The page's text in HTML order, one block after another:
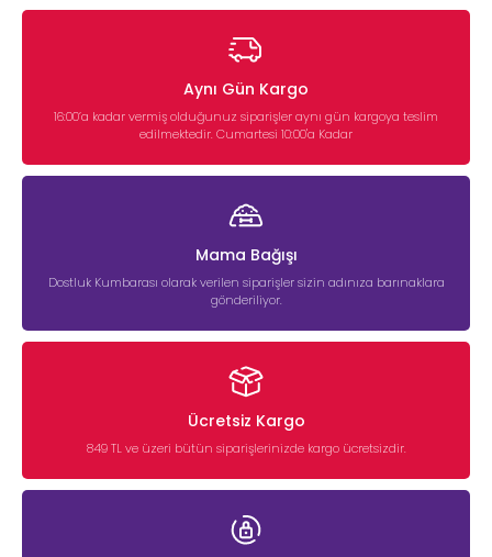
Aynı Gün Kargo
16:00’a kadar vermiş olduğunuz siparişler aynı gün kargoya teslim
edilmektedir. Cumartesi 10:00'a Kadar
Mama Bağışı
Dostluk Kumbarası olarak verilen siparişler sizin adınıza barınaklara
gönderiliyor.
Ücretsiz Kargo
849 TL ve üzeri bütün siparişlerinizde kargo ücretsizdir.